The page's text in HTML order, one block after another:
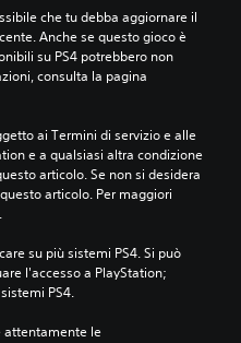
che tu debba aggiornare il
Anche se questo gioco è
su PS4 potrebbero non
consulta la pagina
ai Termini di servizio e alle
e a qualsiasi altra condizione
articolo. Se non si desidera
articolo. Per maggiori
su più sistemi PS4. Si può
l'accesso a PlayStation;
PS4.
attentamente le